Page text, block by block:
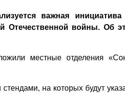
важная
Отечественной войны. Об
местные отделения
на которых будут